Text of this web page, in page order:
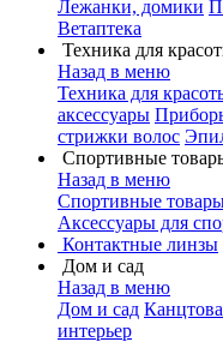
Лежанки, домики
Ветаптека
Техника для
Назад в меню
Техника для
аксессуары
стрижки волос
Спортивные
Назад в меню
Спортивные
Аксессуары для
Контактные линзы
Дом и сад
Назад в меню
Дом и сад
интерьер